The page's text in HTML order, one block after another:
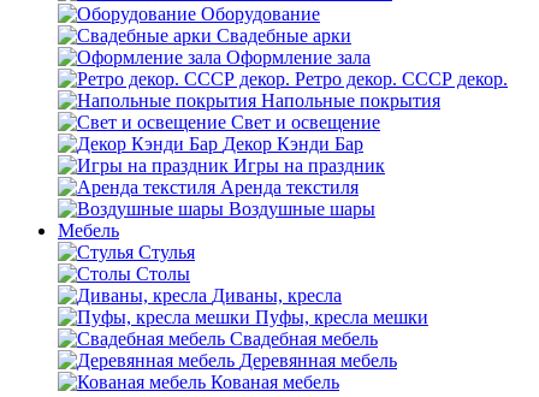
Оборудование
Свадебные арки
Оформление зала
Ретро декор. СССР декор.
Напольные покрытия
Свет и освещение
Декор Кэнди Бар
Игры на праздник
Аренда текстиля
Воздушные шары
Мебель
Стулья
Столы
Диваны, кресла
Пуфы, кресла мешки
Свадебная мебель
Деревянная мебель
Кованая мебель